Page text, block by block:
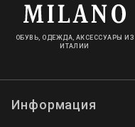
ОБУВЬ, ОДЕЖДА, АКСЕССУАРЫ ИЗ
ИТАЛИИ
Информация